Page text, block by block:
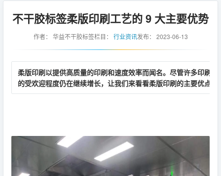
不干胶标签柔版印刷工艺的 9 大主要优势
作者： 华益不干胶标签栏目： 行业资讯发布： 2023-06-13
柔版印刷以提供高质量的印刷和速度效率而闻名。尽管许多印刷
的受欢迎程度仍在继续增长，让我们来看看柔版印刷的主要优点。